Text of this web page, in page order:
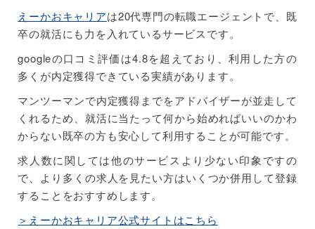
えーかおキャリアは20代専門の転職エージェントで、既
卒の就活にも力を入れているサービスです。
googleの口コミ評価は4.8を超えており、利用した方の
多くが内定獲得できている実績があります。
マンツーマンで内定獲得までをアドバイザーが並走して
くれるため、就活に当たって何から始めればいいのかわ
からない既卒の方も安心して利用することが可能です。
求人数に関しては他のサービスより少ない印象ですの
で、より多くの求人を見たい方はいくつか併用して登録
することをおすすめします。
＞えーかおキャリア公式サイトはこちら